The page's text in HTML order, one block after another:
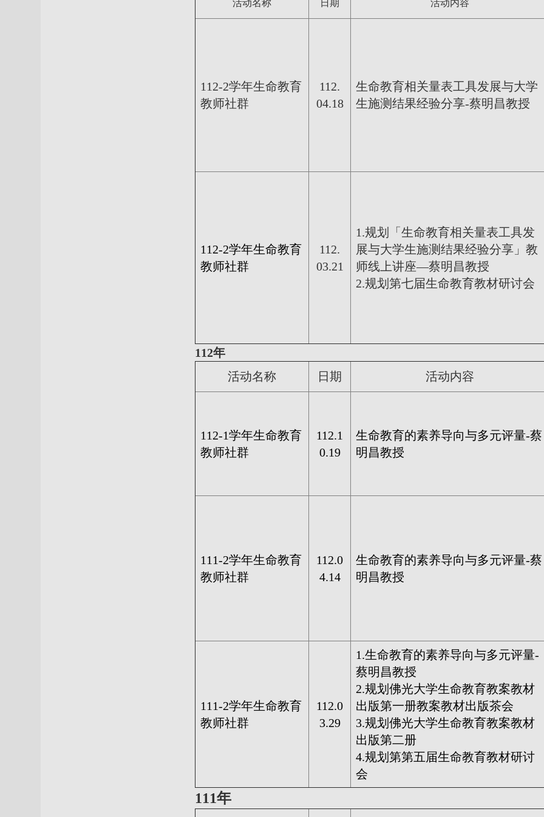
活动名称 日期 活动内容
112-2学年生命教育
教师社群
112.
04.18
生命教育相关量表工具发展与大学
生施测结果经验分享-蔡明昌教授
112-2学年生命教育
教师社群
112.
03.21
1.规划「生命教育相关量表工具发
展与大学生施测结果经验分享」教
师线上讲座—蔡明昌教授
2.规划第七届生命教育教材研讨会
112年
活动名称
日期 活动内容
112-1学年生命教育
教师社群
112.1
0.19
生命教育的素养导向与多元评量-蔡
明昌教授
111-2学年生命教育
教师社群
112.0
4.14
生命教育的素养导向与多元评量-蔡
明昌教授
111-2学年生命教育
教师社群
112.0
3.29
1.生命教育的素养导向与多元评量-
蔡明昌教授
2.规划佛光大学生命教育教案教材
出版第一册教案教材出版茶会
3.规划佛光大学生命教育教案教材
出版第二册
4.规划第第五届生命教育教材研讨
会
111年